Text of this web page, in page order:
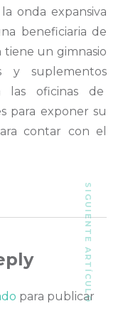
onda expansiva
beneficiaria de
un gimnasio
suplementos
las oficinas de
para exponer su
contar con el
para publicar
SIGUIENTE ARTÍCULO